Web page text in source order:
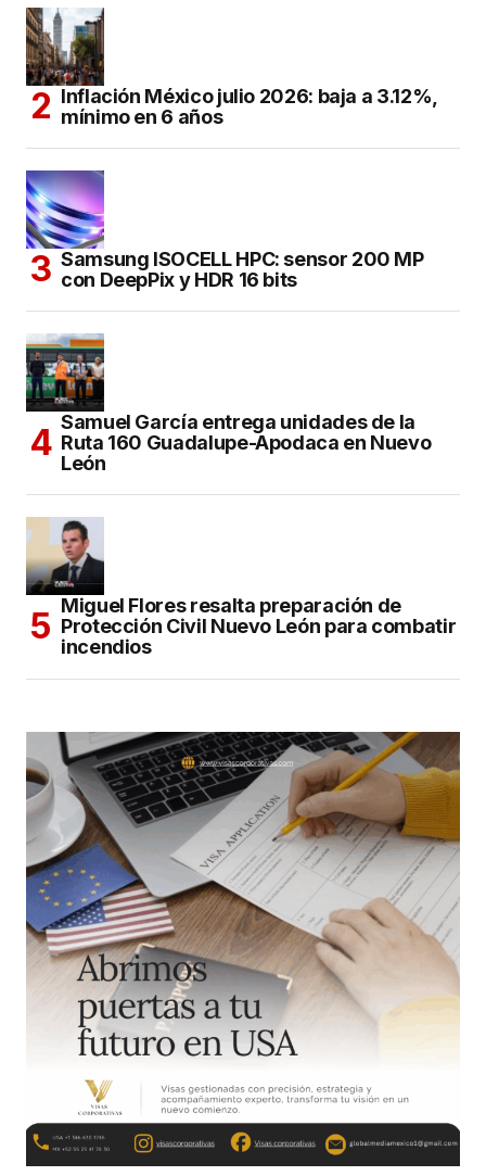
Inflación México julio 2026: baja a 3.12%,
mínimo en 6 años
Samsung ISOCELL HPC: sensor 200 MP
con DeepPix y HDR 16 bits
Samuel García entrega unidades de la
Ruta 160 Guadalupe-Apodaca en Nuevo
León
Miguel Flores resalta preparación de
Protección Civil Nuevo León para combatir
incendios